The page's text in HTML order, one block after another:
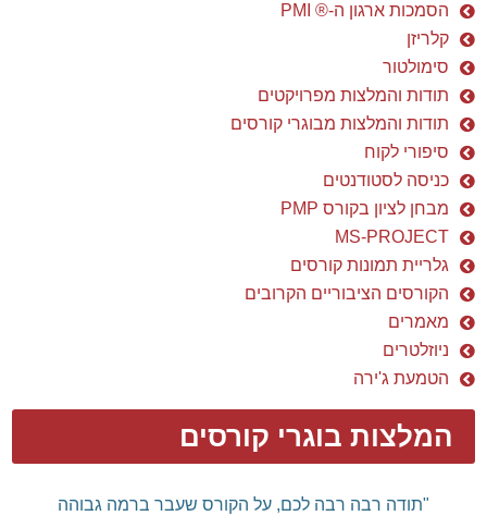
הסמכות ארגון ה-® PMI
קלריזן
סימולטור
תודות והמלצות מפרויקטים
תודות והמלצות מבוגרי קורסים
סיפורי לקוח
כניסה לסטודנטים
מבחן לציון בקורס PMP
MS-PROJECT
גלריית תמונות קורסים
הקורסים הציבוריים הקרובים
מאמרים
ניוזלטרים
הטמעת ג'ירה
המלצות בוגרי קורסים
"תודה רבה רבה לכם, על הקורס שעבר ברמה גבוהה